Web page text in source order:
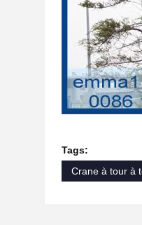
Tags:
Crane à tour à